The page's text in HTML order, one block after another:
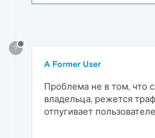
?
A Former User
Проблема не в том, что
владельца, режется
отпугивает